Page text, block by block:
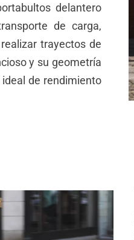
delantero
de carga,
trayectos de
y su geometría
de rendimiento